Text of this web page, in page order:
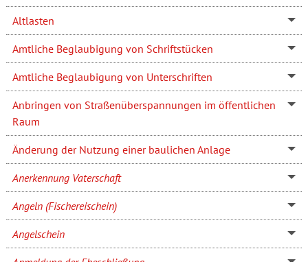
Altlasten
Amtliche Beglaubigung von Schriftstücken
Amtliche Beglaubigung von Unterschriften
Anbringen von Straßenüberspannungen im öffentlichen
Raum
Änderung der Nutzung einer baulichen Anlage
Anerkennung Vaterschaft
Angeln (Fischereischein)
Angelschein